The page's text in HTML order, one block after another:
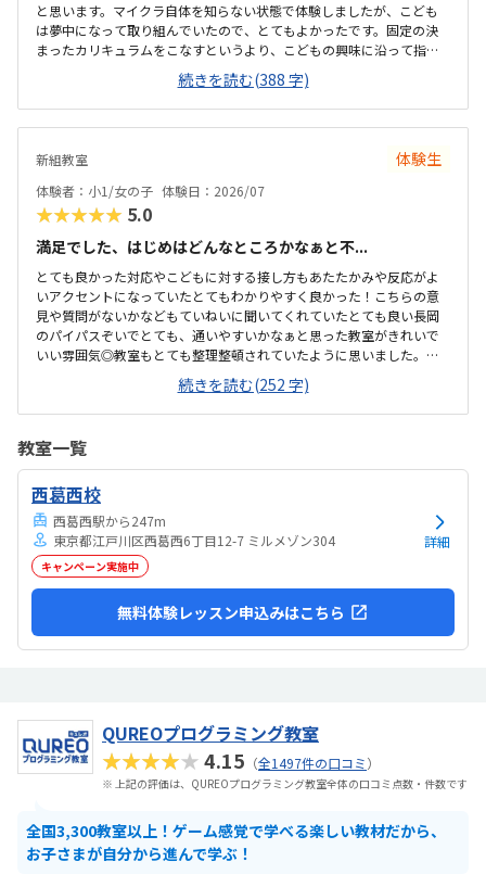
と思います。マイクラ自体を知らない状態で体験しましたが、こども
は夢中になって取り組んでいたので、とてもよかったです。固定の決
まったカリキュラムをこなすというより、こどもの興味に沿って指導
していただけるのはとても良いと思いました。家からとても近く、立
地はよかったです。また通りに面しており、夜の時間帯でも安心かな
と思いました。明るく清潔でよい雰囲気だったと思います。ただ長時
間の作業になるので、椅子にクッション性があればいいなと思いまし
妥当ではないかと思います。こどものやりたい気持ちを尊重してくれ
て、時間がきたから終わりではなく、キリの良いところまでさせてい
ただけてこどもも満足そうでした。
続きを読む(388 字)
新組教室 体験生
体験者：小1/女の子 体験日：2026/07
★★★★★ 5.0
満足でした、はじめはどんなところかなぁと不...
とても良かった対応やこどもに対する接し方もあたたかみや反応がよ
いアクセントになっていたとてもわかりやすく良かった！こちらの意
見や質問がないかなどもていねいに聞いてくれていたとても良い長岡
のパイパスぞいでとても、通いやすいかなぁと思った教室がきれいで
いい雰囲気◎教室もとても整理整頓されていたように思いました。グ
ッズもかわいいなぁと思う適当だと思う90分ながいかなぁとおもった
が集中して取り組んでいたように思いました楽しそうな雰囲気◎先生
の声かけ素敵に感じました。またいきたいなぁと家に帰ってから言っ
続きを読む(252 字)
教室一覧
西葛西校
西葛西駅から247m
東京都江戸川区西葛西6丁目12-7 ミルメゾン304
キャンペーン実施中
詳細
無料体験レッスン申込みはこちら
QUREOプログラミング教室
★★★★★4.15 （全1497件の口コミ）
※ 上記の評価は、QUREOプログラミング教室全体の口コミ点数・件数です
全国3,300教室以上！ゲーム感覚で学べる楽しい教材だから、
お子さまが自分から進んで学ぶ！